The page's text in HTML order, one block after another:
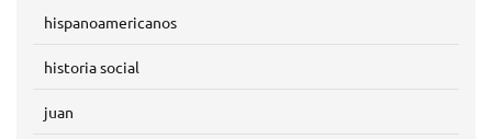
hispanoamericanos
historia social
juan